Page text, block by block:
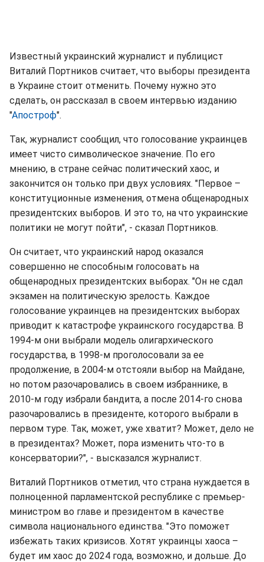
Известный украинский журналист и публицист
Виталий Портников считает, что выборы президента
в Украине стоит отменить. Почему нужно это
сделать, он рассказал в своем интервью изданию
"Апостроф".
Так, журналист сообщил, что голосование украинцев
имеет чисто символическое значение. По его
мнению, в стране сейчас политический хаос, и
закончится он только при двух условиях. "Первое –
конституционные изменения, отмена общенародных
президентских выборов. И это то, на что украинские
политики не могут пойти", - сказал Портников.
Он считает, что украинский народ оказался
совершенно не способным голосовать на
общенародных президентских выборах. "Он не сдал
экзамен на политическую зрелость. Каждое
голосование украинцев на президентских выборах
приводит к катастрофе украинского государства. В
1994-м они выбрали модель олигархического
государства, в 1998-м проголосовали за ее
продолжение, в 2004-м отстояли выбор на Майдане,
но потом разочаровались в своем избраннике, в
2010-м году избрали бандита, а после 2014-го снова
разочаровались в президенте, которого выбрали в
первом туре. Так, может, уже хватит? Может, дело не
в президентах? Может, пора изменить что-то в
консерватории?", - высказался журналист.
Виталий Портников отметил, что страна нуждается в
полноценной парламентской республике с премьер-
министром во главе и президентом в качестве
символа национального единства. "Это поможет
избежать таких кризисов. Хотят украинцы хаоса –
будет им хаос до 2024 года, возможно, и дольше. До